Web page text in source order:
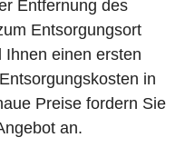
Entfernung des
Entsorgungsort
Ihnen einen ersten
in
Preise fordern Sie
an.